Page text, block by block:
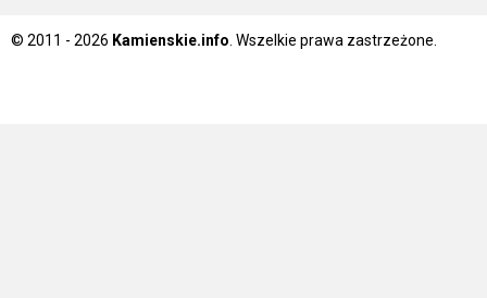
© 2011 - 2026 Kamienskie.info . Wszelkie prawa zastrzeżone.